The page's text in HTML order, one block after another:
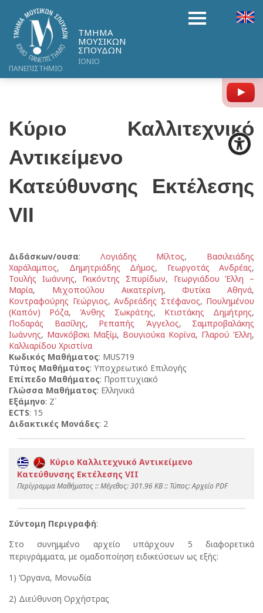
ΤΜΗΜΑ
ΜΟΥΣΙΚΩΝ
ΣΠΟΥΔΩΝ
ΙΟΝΙΟ
ΠΑΝΕΠΙΣΤΗΜΙΟ
Κύριο Καλλιτεχνικό
Αντικείμενο
Κατεύθυνσης Εκτέλεσης
VIΙ
Διδάσκων/ουσα: Λογιάδης Μίλτος, Βασιλειάδης
Χαράλαμπος, Δημητριάδης Δήμος, Γεωργοτάς Ανδρέας,
Τουλής Ιωάννης, Γκικόντης Σπυρίδων, Γεωργιάδου Έλλη –
Μαρία, Μιχοπούλου Αικατερίνη,Φυτίκα Αθηνά,
Κοντραφούρης Γεώργιος, Ανδρεάδης Στέφανος, Πουλημένου
(Καπόν) Ρόζα, Άνθης Σωκράτης, Κτιστάκης Δημήτρης,
Ποδαράς Βασίλης, Ρεπαπής Άγγελος, Σαμπροβαλάκης
Ιωάννης, Μανκόβσκι Μαξίμ, Βουγιούκα Κορίνα, Γλαρού Έλλη,
Καλλιαρίδου Χριστίνα
Κωδικός Μαθήματος: MUS719
Τύπος Μαθήματος: Υποχρεωτικό Επιλογής
Επίπεδο Μαθήματος: Προπτυχιακό
Γλώσσα Μαθήματος: Ελληνικά
Εξάμηνο: Ζ΄
ECTS: 15
Διδακτικές Μονάδες: 2
Κύριο Καλλιτεχνικό Αντικείμενο
Κατεύθυνσης Εκτέλεσης VIΙ
Περίγραμμα Μαθήματος :: Mέγεθος: 301.96 KB :: Τύπος: Αρχείο PDF
Σύντομη Περιγραφή:
Στο συνημμένο αρχείο υπάρχουν 5 διαφορετικά
περιγράμματα, με ομαδοποίηση ειδικεύσεων ως εξής:
1) Όργανα, Μονωδία
2) Διεύθυνση Ορχήστρας